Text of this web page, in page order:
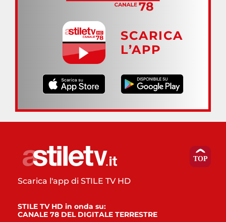
SCARICA
L’APP
Scarica l'app di STILE TV HD
STILE TV HD in onda su:
CANALE 78 DEL DIGITALE TERRESTRE